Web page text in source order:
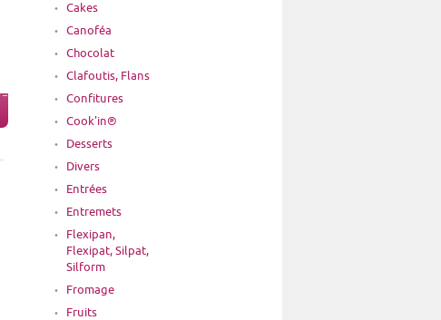
Cakes
Canoféa
Chocolat
Clafoutis, Flans
Confitures
Cook'in®
Desserts
Divers
Entrées
Entremets
Flexipan,
Flexipat, Silpat,
Silform
Fromage
Fruits